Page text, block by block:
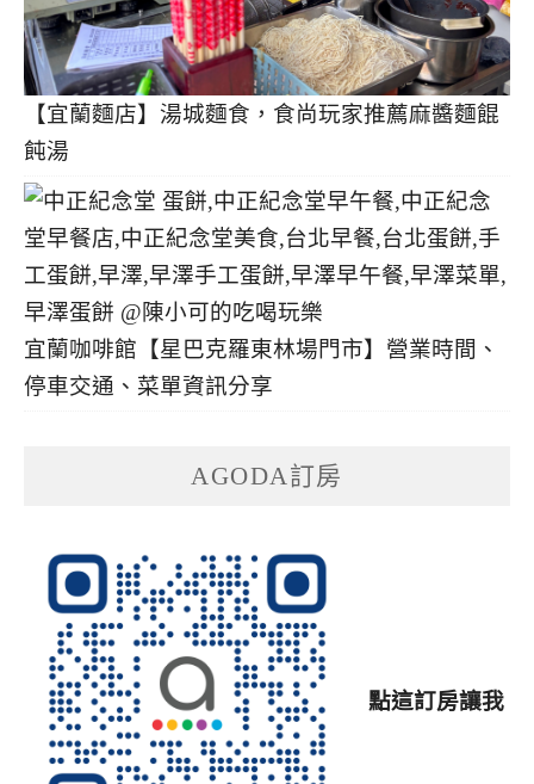
【宜蘭麵店】湯城麵食，食尚玩家推薦麻醬麵餛
飩湯
宜蘭咖啡館【星巴克羅東林場門市】營業時間、
停車交通、菜單資訊分享
AGODA訂房
點這訂房讓我